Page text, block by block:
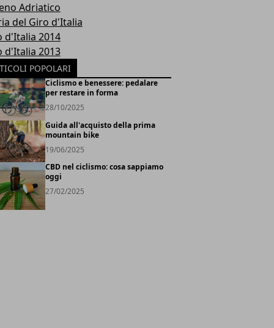
Adriatico
del Giro d'Italia
d'Italia 2014
d'Italia 2013
POPOLARI
Ciclismo e benessere: pedalare
per restare in forma
28/10/2025
Guida all'acquisto della prima
mountain bike
19/06/2025
CBD nel ciclismo: cosa sappiamo
oggi
27/02/2025